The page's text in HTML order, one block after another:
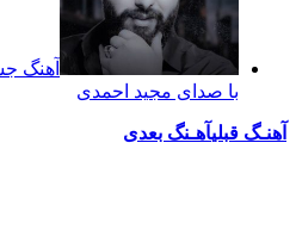
آهنگ
با صدای مجید احمدی
آهنـگ قبلیآهـنگ بعدی